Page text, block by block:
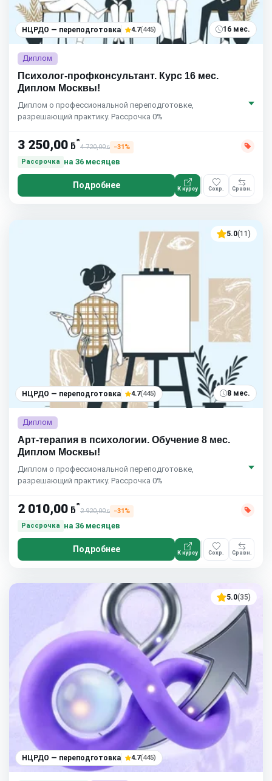
НЦРДО — переподготовка 4.7(445) 16 мес.
Диплом
Психолог-профконсультант. Курс 16 мес.
Диплом Москвы!
Диплом о профессиональной переподготовке,
разрешающий практику. Рассрочка 0%
3 250,00 ƃ*
4 720,00ƃ
−31%
Рассрочка
на 36 месяцев
Подробнее К курсу Сохр. Сравн.
5.0(11)
НЦРДО — переподготовка 4.7(445) 8 мес.
Диплом
Арт-терапия в психологии. Обучение 8 мес.
Диплом Москвы!
Диплом о профессиональной переподготовке,
разрешающий практику. Рассрочка 0%
2 010,00 ƃ*
2 920,00ƃ
−31%
Рассрочка
на 36 месяцев
Подробнее К курсу Сохр. Сравн.
5.0(35)
НЦРДО — переподготовка 4.7(445)